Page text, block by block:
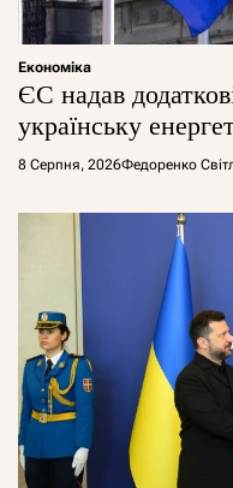
Економіка
ЄС надав
українську
8 Серпня, 2026Федоренко